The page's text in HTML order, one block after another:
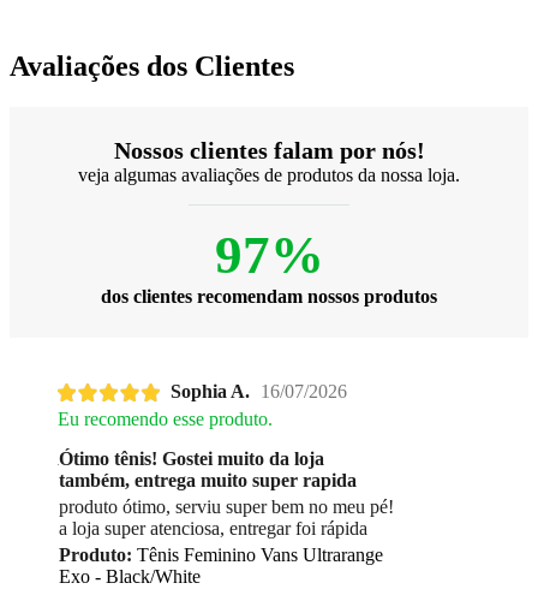
Avaliações dos Clientes
Nossos clientes falam por nós!
veja algumas avaliações de produtos da nossa loja.
97%
dos clientes recomendam nossos produtos
Sophia A. 16/07/2026
Eu recomendo esse produto.
Ótimo tênis! Gostei muito da loja
também, entrega muito super rapida
produto ótimo, serviu super bem no meu pé!
a loja super atenciosa, entregar foi rápida
Produto: Tênis Feminino Vans Ultrarange
Exo - Black/White